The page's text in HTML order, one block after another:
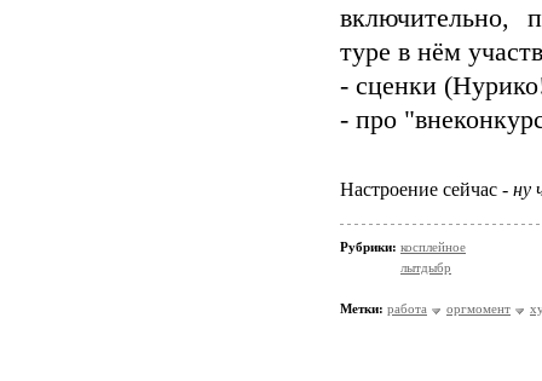
включительно,
туре в нём
- сценки
- про
Настроение сейчас - ну
Рубрики: косплейное
лытдыбр
Метки: работа оргмомент